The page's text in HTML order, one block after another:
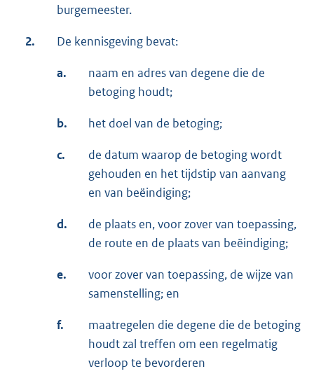
burgemeester.
2. De kennisgeving bevat:
a.
naam en adres van degene die de
betoging houdt;
b. het doel van de betoging;
c.
de datum waarop de betoging wordt
gehouden en het tijdstip van aanvang
en van beëindiging;
d.
de plaats en, voor zover van toepassing,
de route en de plaats van beëindiging;
e.
voor zover van toepassing, de wijze van
samenstelling; en
f.
maatregelen die degene die de betoging
houdt zal treffen om een regelmatig
verloop te bevorderen